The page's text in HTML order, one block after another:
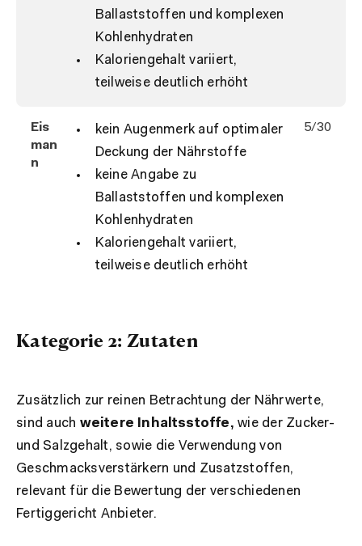
Ballaststoffen und komplexen
Kohlenhydraten
Kaloriengehalt variiert,
teilweise deutlich erhöht
Eis
man
n
kein Augenmerk auf optimaler
Deckung der Nährstoffe
keine Angabe zu
Ballaststoffen und komplexen
Kohlenhydraten
Kaloriengehalt variiert,
teilweise deutlich erhöht
5/30
Kategorie 2: Zutaten
Zusätzlich zur reinen Betrachtung der Nährwerte,
sind auch weitere Inhaltsstoffe,wie der Zucker-
und Salzgehalt, sowie die Verwendung von
Geschmacksverstärkern und Zusatzstoffen,
relevant für die Bewertung der verschiedenen
Fertiggericht Anbieter.